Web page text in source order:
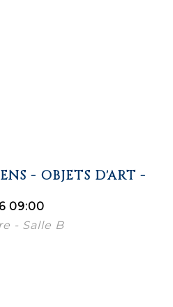
- OBJETS D'ART -
09:00
- Salle B